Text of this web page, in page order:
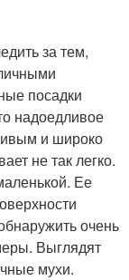
за тем,
посадки
надоедливое
и широко
не так легко.
Ее
очень
Выглядят
мухи.